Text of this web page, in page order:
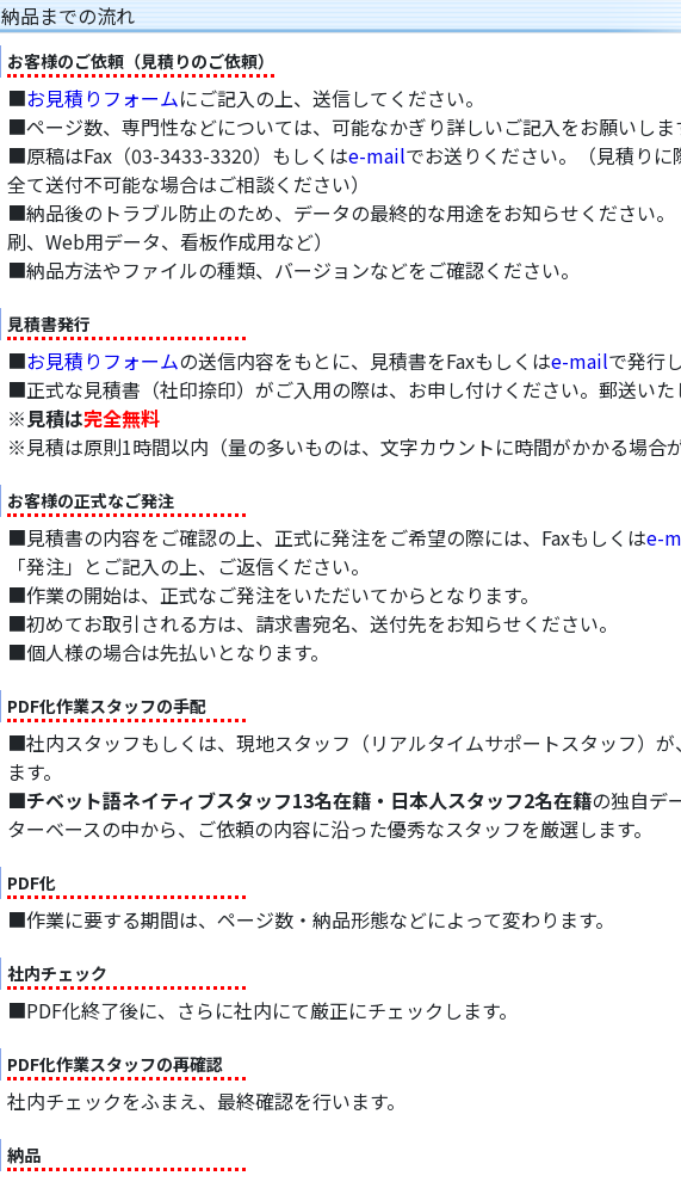
納品までの流れ
お客様のご依頼（見積りのご依頼）
■お見積りフォームにご記入の上、送信してください。
■ページ数、専門性などについては、可能なかぎり詳しいご記入をお願いしま
■原稿はFax（03-3433-3320）もしくはe-mailでお送りください。（見積りに
全て送付不可能な場合はご相談ください）
■納品後のトラブル防止のため、データの最終的な用途をお知らせください。
刷、Web用データ、看板作成用など）
■納品方法やファイルの種類、バージョンなどをご確認ください。
見積書発行
■お見積りフォームの送信内容をもとに、見積書をFaxもしくはe-mailで発行
■正式な見積書（社印捺印）がご入用の際は、お申し付けください。郵送いた
※見積は完全無料
※見積は原則1時間以内（量の多いものは、文字カウントに時間がかかる場合が
お客様の正式なご発注
■見積書の内容をご確認の上、正式に発注をご希望の際には、Faxもしくはe-
「発注」とご記入の上、ご返信ください。
■作業の開始は、正式なご発注をいただいてからとなります。
■初めてお取引される方は、請求書宛名、送付先をお知らせください。
■個人様の場合は先払いとなります。
PDF化作業スタッフの手配
■社内スタッフもしくは、現地スタッフ（リアルタイムサポートスタッフ）が
ます。
■チベット語ネイティブスタッフ13名在籍・日本人スタッフ2名在籍の独自デ
ターベースの中から、ご依頼の内容に沿った優秀なスタッフを厳選します。
PDF化
■作業に要する期間は、ページ数・納品形態などによって変わります。
社内チェック
■PDF化終了後に、さらに社内にて厳正にチェックします。
PDF化作業スタッフの再確認
社内チェックをふまえ、最終確認を行います。
納品